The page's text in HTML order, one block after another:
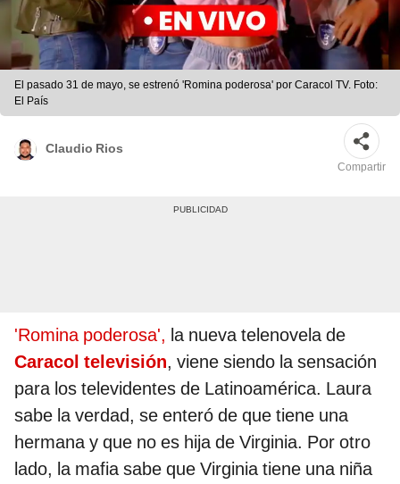
El pasado 31 de mayo, se estrenó 'Romina poderosa' por Caracol TV. Foto:
El País
Claudio Rios
Compartir
'Romina poderosa', la nueva telenovela de
Caracol televisión, viene siendo la sensación
para los televidentes de Latinoamérica. Laura
sabe la verdad, se enteró de que tiene una
hermana y que no es hija de Virginia. Por otro
lado, la mafia sabe que Virginia tiene una niña